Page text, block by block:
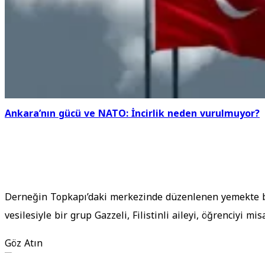
Ankara’nın gücü ve NATO: İncirlik neden vurulmuyor?
Derneğin Topkapı’daki merkezinde düzenlenen
vesilesiyle bir grup Gazzeli, Filistinli aileyi, öğrenciyi
Göz Atın